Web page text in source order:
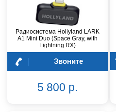
Радиосистема Hollyland LARK
A1 Mini Duo (Space Gray, with
Lightning RX)
Звоните
5 800 р.